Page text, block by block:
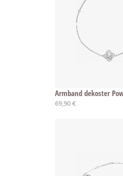
Armband dekoster
69,90 €